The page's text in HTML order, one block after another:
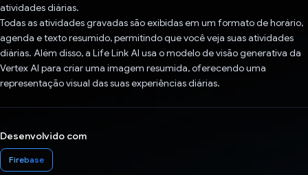
atividades diárias.
Todas as atividades gravadas são exibidas em um formato de horário,
agenda e texto resumido, permitindo que você veja suas atividades
diárias. Além disso, a Life Link AI usa o modelo de visão generativa da
Vertex AI para criar uma imagem resumida, oferecendo uma
representação visual das suas experiências diárias.
Desenvolvido com
Firebase